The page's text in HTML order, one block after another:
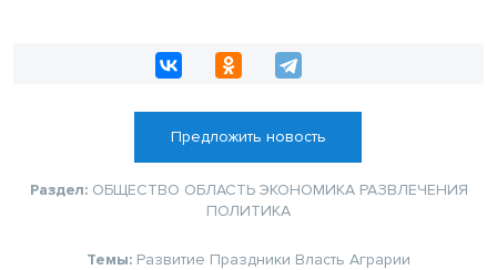
Предложить новость
Раздел: ОБЩЕСТВО ОБЛАСТЬ ЭКОНОМИКА РАЗВЛЕЧЕНИЯ
ПОЛИТИКА
Темы: Развитие Праздники Власть Аграрии